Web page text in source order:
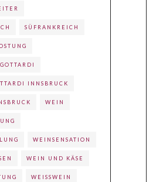
SÜFRANKREICH
INNSBRUCK
WEIN
WEINSENSATION
WEIN UND KÄSE
WEISSWEIN